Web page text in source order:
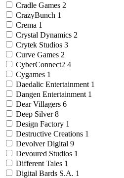
Cradle Games 2
CrazyBunch 1
Crema 1
Crystal Dynamics 2
Crytek Studios 3
Curve Games 2
CyberConnect2 4
Cygames 1
Daedalic Entertainment 1
Dangen Entertainment 1
Dear Villagers 6
Deep Silver 8
Design Factory 1
Destructive Creations 1
Devolver Digital 9
Devoured Studios 1
Different Tales 1
Digital Bards S.A. 1